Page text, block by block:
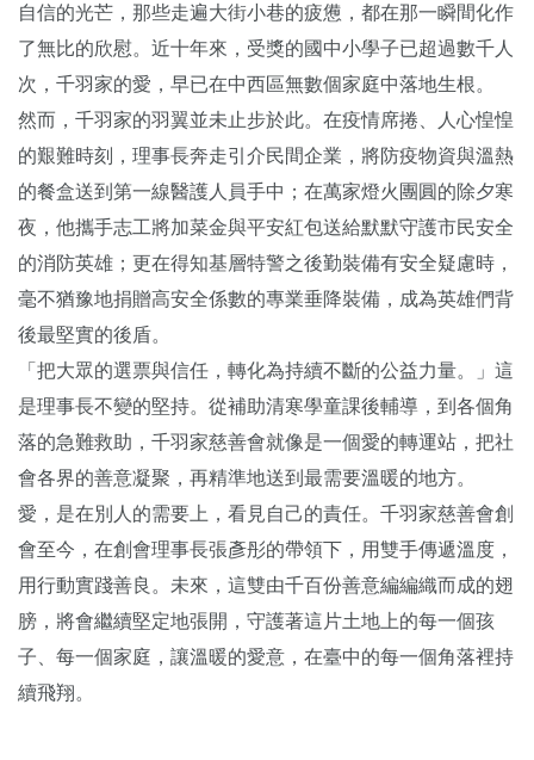
自信的光芒，那些走遍大街小巷的疲憊，都在那一瞬間化作
了無比的欣慰。近十年來，受獎的國中小學子已超過數千人
次，千羽家的愛，早已在中西區無數個家庭中落地生根。
然而，千羽家的羽翼並未止步於此。在疫情席捲、人心惶惶
的艱難時刻，理事長奔走引介民間企業，將防疫物資與溫熱
的餐盒送到第一線醫護人員手中；在萬家燈火團圓的除夕寒
夜，他攜手志工將加菜金與平安紅包送給默默守護市民安全
的消防英雄；更在得知基層特警之後勤裝備有安全疑慮時，
毫不猶豫地捐贈高安全係數的專業垂降裝備，成為英雄們背
後最堅實的後盾。
「把大眾的選票與信任，轉化為持續不斷的公益力量。」這
是理事長不變的堅持。從補助清寒學童課後輔導，到各個角
落的急難救助，千羽家慈善會就像是一個愛的轉運站，把社
會各界的善意凝聚，再精準地送到最需要溫暖的地方。
愛，是在別人的需要上，看見自己的責任。千羽家慈善會創
會至今，在創會理事長張彥彤的帶領下，用雙手傳遞溫度，
用行動實踐善良。未來，這雙由千百份善意編編織而成的翅
膀，將會繼續堅定地張開，守護著這片土地上的每一個孩
子、每一個家庭，讓溫暖的愛意，在臺中的每一個角落裡持
續飛翔。